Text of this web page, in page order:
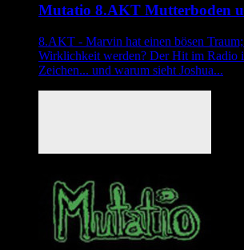
Mutatio 8.AKT Mutterboden
8.AKT - Marvin hat einen bösen
Wirklichkeit werden? Der Hit im Radio
Zeichen... und warum sieht Joshua...